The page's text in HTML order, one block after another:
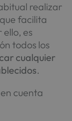
realizar
facilita
es
todos los
cualquier
.
cuenta